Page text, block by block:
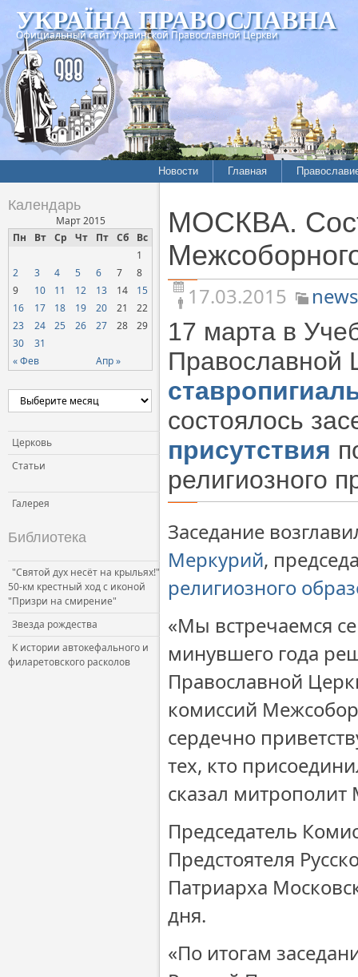
УКРАЇНА ПРАВОСЛАВНА
Официальный сайт Украинской Православной Церкви
Новости
Межконфессиональные
отношения
Нарушения прав
верующих
Официальная хроника
СОЦИАЛЬНОЕ
СЛУЖЕНИЕ
Церковь и власть
Церковь и общество
Церковь и СМИ
Главная
История
Хроники
Календарь
Март 2015
Пн
Вт Ср Чт Пт Сб Вс
« Фев Апр »
1
2
3 4 5 6 7
8
9
10 11 12 13 14
15
16
17 18 19 20 21
22
23
24 25 26 27 28
29
30
31
Церковь
Статьи
Галерея
Библиотека
"Святой дух несёт на крыльях!"
50-км крестный ход с иконой
"Призри на смирение"
Звезда рождества
К истории автокефального и
филаретовского расколов
МОСКВА.
17.03.2015 news
17 марта в
Православной
состоялось
присутствия
религиозного
Заседание
Меркурий,
религиозного
«Мы встречаемся
минувшего года
Православной
комиссий
сердечно
тех, кто
сказал
Председатель
Предстоятеля
Патриарха
дня.
«По итогам